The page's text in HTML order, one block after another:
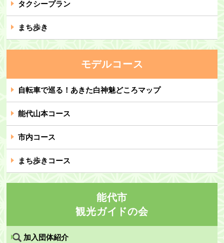
タクシープラン
まち歩き
モデルコース
自転車で巡る！あきた白神魅どころマップ
能代山本コース
市内コース
まち歩きコース
能代市
観光ガイドの会
加入団体紹介